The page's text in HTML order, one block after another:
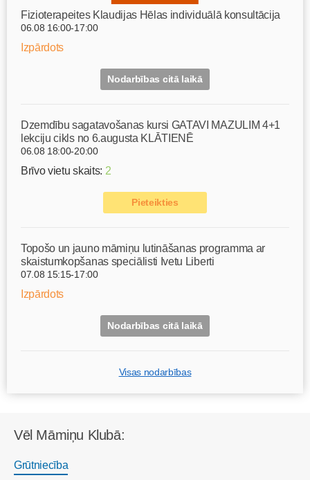
Fizioterapeites Klaudijas Hēlas individuālā konsultācija
06.08 16:00-17:00
Izpārdots
Nodarbības citā laikā
Dzemdību sagatavošanas kursi GATAVI MAZULIM 4+1
lekciju cikls no 6.augusta KLĀTIENĒ
06.08 18:00-20:00
Brīvo vietu skaits: 2
Pieteikties
Topošo un jauno māmiņu lutināšanas programma ar
skaistumkopšanas speciālisti Ivetu Liberti
07.08 15:15-17:00
Izpārdots
Nodarbības citā laikā
Visas nodarbības
Vēl Māmiņu Klubā:
Grūtniecība